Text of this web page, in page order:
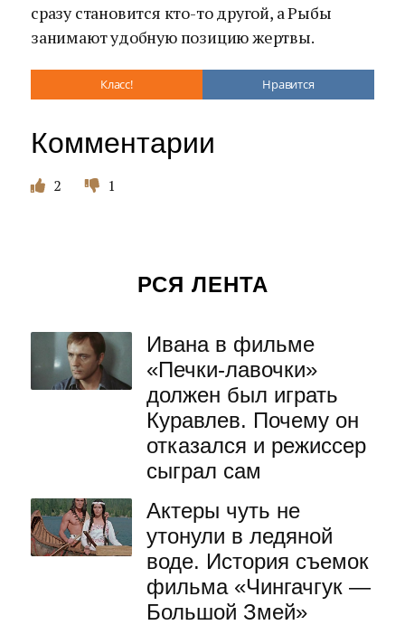
сразу становится кто-то другой, а Рыбы
занимают удобную позицию жертвы.
Класс! Нравится
Комментарии
2 1
РСЯ ЛЕНТА
Ивана в фильме
«Печки-лавочки»
должен был играть
Куравлев. Почему он
отказался и режиссер
сыграл сам
Актеры чуть не
утонули в ледяной
воде. История съемок
фильма «Чингачгук —
Большой Змей»